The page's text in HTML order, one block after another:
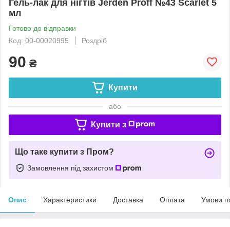
Гель-лак для нігтів Jerden Proff №43 Scarlet 5
мл
Готово до відправки
Код: 00-00020995
Роздріб
90 ₴
Купити
або
Купити з
Що таке купити з Пром?
Замовлення під захистом
Опис Характеристики Доставка Оплата Умови